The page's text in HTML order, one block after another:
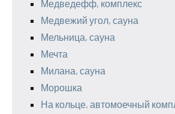
Медведефф, комплекс
Медвежий угол, сауна
Мельница, сауна
Мечта
Милана, сауна
Морошка
На кольце, автомоечный